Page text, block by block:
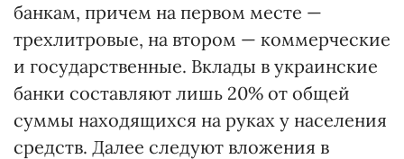
банкам, причем на первом месте —
трехлитровые, на втором — коммерческие
и государственные. Вклады в украинские
банки составляют лишь 20% от общей
суммы находящихся на руках у населения
средств. Далее следуют вложения в